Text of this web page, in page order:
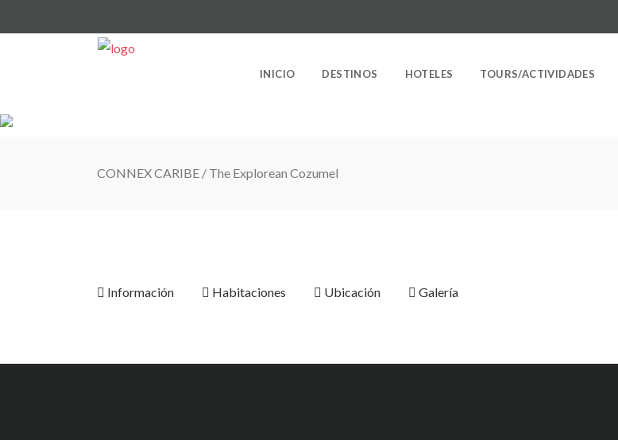
INICIO DESTINOS HOTELES TOURS/ACTIVIDADES
CONNEX CARIBE / The Explorean Cozumel
Información Habitaciones Ubicación Galería